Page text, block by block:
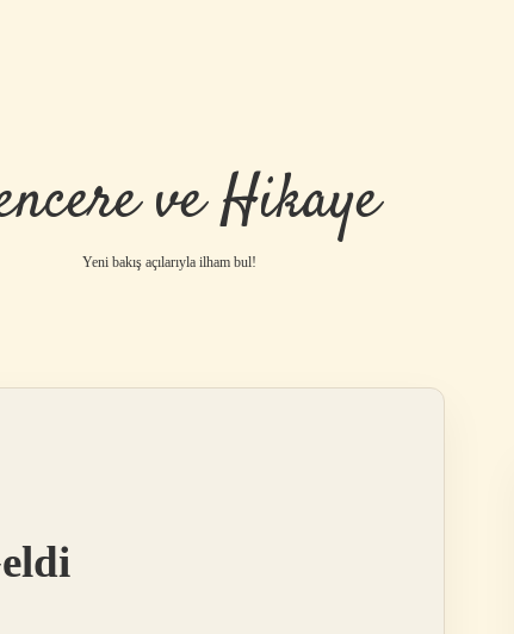
ve Hikaye
Yeni bakış açılarıyla ilham bul!